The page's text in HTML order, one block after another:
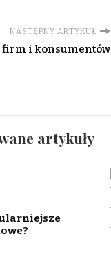
NASTĘPNY ARTYKUŁ
firm i konsumentów
artykuły